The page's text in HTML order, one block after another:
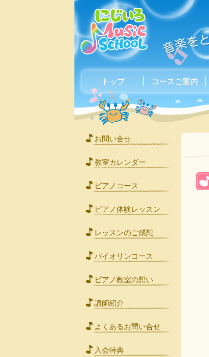
トップ コースご案内
お問い合せ
教室カレンダー
ピアノコース
ピアノ体験レッスン
レッスンのご感想
バイオリンコース
ピアノ教室の想い
講師紹介
よくあるお問い合せ
入会特典